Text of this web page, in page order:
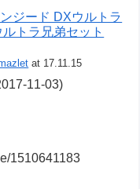
ジード DXウルトラ
トラ兄弟セット
at 17.11.15
11-03)
1510641183